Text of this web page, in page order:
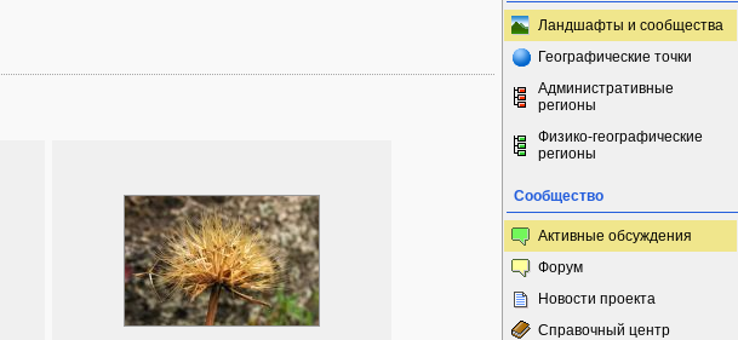
Ландшафты и сообщества
Географические точки
Административные
регионы
Физико-географические
регионы
Сообщество
Активные обсуждения
Форум
Новости проекта
Справочный центр